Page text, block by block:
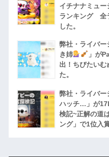
イチナナミュ
ランキング 全
した。
弊社・ライバー
き姉
」が
出！ちびたい
た。
弊社・ライバ
ハッチ…」が
検記~正解の道
ング」で1位入